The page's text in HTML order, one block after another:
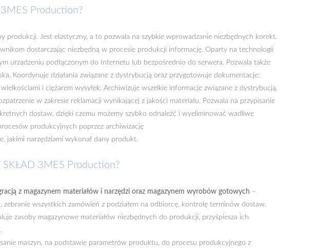
Production?
produkcji. Jest elastyczny, a to pozwala na szybkie wprowadzanie niezbędnych korekt.
dostarczając niezbędną w procesie produkcji informację. Oparty na technologii
urządzeniu podłączonym do Internetu lub bezpośrednio do serwera. Pozwala także
Koordynuje działania związane z dystrybucją oraz przygotowuje dokumentacje:
i ciężarem wysyłek. Archiwizuje wszelkie informacje związane z dystrybucją.
w zakresie reklamacji wynikającej z jakości materiału. Pozwala na przypisanie
dostaw, dzięki czemu możemy szybko odnaleźć i wyeliminować wadliwe
produkcyjnych poprzez archiwizację
jakimi narzędziami wykonał dany produkt.
3MES Production?
z magazynem materiałów i narzędzi oraz magazynem wyrobów gotowych –
zebranie wszystkich zamówień z podziałem na odbiorcę, kontrolę terminów dostaw.
zasoby magazynowe materiałów niezbędnych do produkcji, przyśpiesza ich
maszyn, na podstawie parametrów produktu, do procesu produkcyjnego z